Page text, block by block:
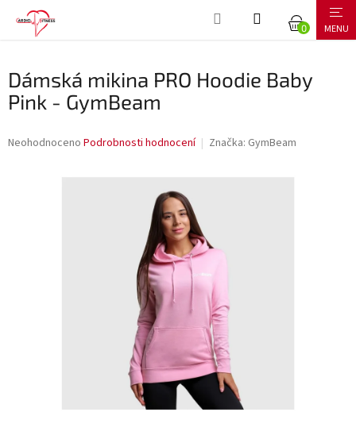
NÁKUPNÍ
Dámská mikina PRO Hoodie Baby
Pink - GymBeam
Průměrné
Neohodnoceno Podrobnosti hodnocení Značka: GymBeam